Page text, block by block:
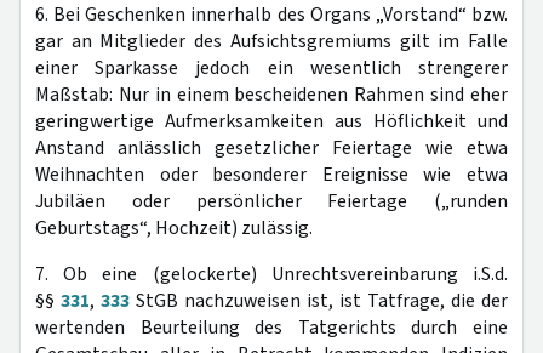
6. Bei Geschenken innerhalb des Organs „Vorstand“ bzw.
gar an Mitglieder des Aufsichtsgremiums gilt im Falle
einer Sparkasse jedoch ein wesentlich strengerer
Maßstab: Nur in einem bescheidenen Rahmen sind eher
geringwertige Aufmerksamkeiten aus Höflichkeit und
Anstand anlässlich gesetzlicher Feiertage wie etwa
Weihnachten oder besonderer Ereignisse wie etwa
Jubiläen oder persönlicher Feiertage („runden
Geburtstags“, Hochzeit) zulässig.
7. Ob eine (gelockerte) Unrechtsvereinbarung i.S.d.
§§ 331, 333 StGB nachzuweisen ist, ist Tatfrage, die der
wertenden Beurteilung des Tatgerichts durch eine